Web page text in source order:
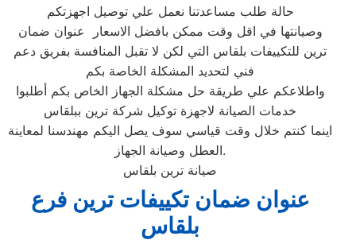
حالة طلب مساعدتنا نعمل علي توصيل اجهزتكم
وصيانتها في اقل وقت ممكن بافضل الاسعار عنوان ضمان
ترين للتكييفات بلقاس التي لكن لا تقبل المنافسة بفريق دعم
فني لتحديد المشكلة الخاصة بكم
واطلاعكم علي طريقة حل مشكلة الجهاز الخاص بكم أطلبوا
خدمات الصيانة لاجهزة توكيل شركة ترين ببلقاس‏
اينما كنتم خلال وقت قياسي سوف يصل اليكم مهندسنا لمعاينة
العطل وصيانة الجهاز.
صيانة ترين بلقاس
عنوان ضمان تكييفات ترين فرع
بلقاس